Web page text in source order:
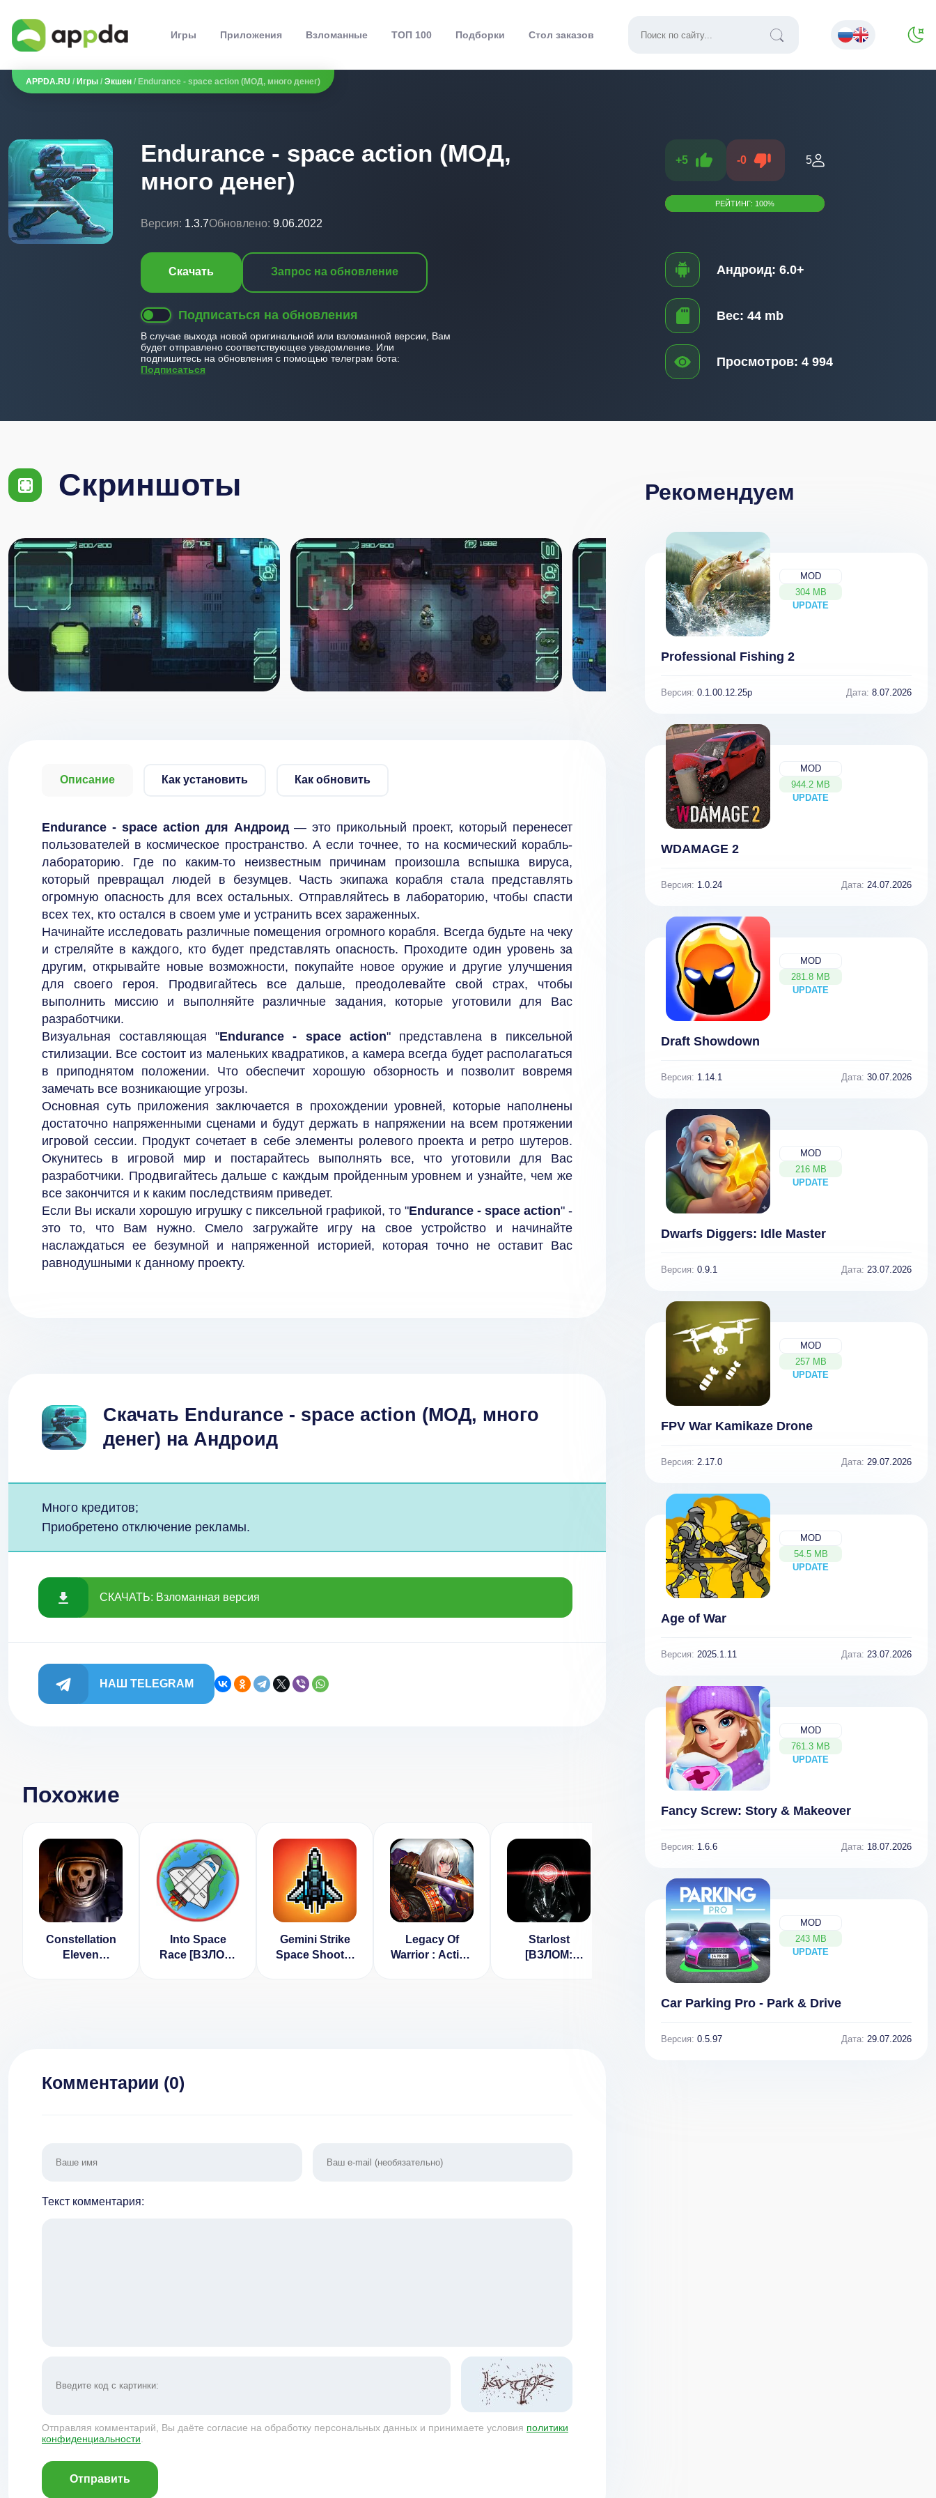
Игры Приложения Взломанные ТОП 100 Подборки Стол заказов
APPDA.RU / Игры / Экшен / Endurance - space action (МОД, много денег)
Endurance - space action (МОД,
много денег)
Версия: 1.3.7Обновлено: 9.06.2022
Скачать Запрос на обновление
Подписаться на обновления
В случае выхода новой оригинальной или взломанной версии, Вам
будет отправлено соответствующее уведомление. Или
подпишитесь на обновления с помощью телеграм бота:
Подписаться
+5 -0 5
РЕЙТИНГ: 100%
Андроид: 6.0+
Вес: 44 mb
Просмотров: 4 994
Скриншоты
Описание Как установить Как обновить
Endurance - space action для Андроид— это прикольный проект, который перенесет
пользователей в космическое пространство. А если точнее, то на космический корабль-
лабораторию. Где по каким-то неизвестным причинам произошла вспышка вируса,
который превращал людей в безумцев. Часть экипажа корабля стала представлять
огромную опасность для всех остальных. Отправляйтесь в лабораторию, чтобы спасти
всех тех, кто остался в своем уме и устранить всех зараженных.
Начинайте исследовать различные помещения огромного корабля. Всегда будьте на чеку
и стреляйте в каждого, кто будет представлять опасность. Проходите один уровень за
другим, открывайте новые возможности, покупайте новое оружие и другие улучшения
для своего героя. Продвигайтесь все дальше, преодолевайте свой страх, чтобы
выполнить миссию и выполняйте различные задания, которые уготовили для Вас
разработчики.
Визуальная составляющая "Endurance - space action" представлена в пиксельной
стилизации. Все состоит из маленьких квадратиков, а камера всегда будет располагаться
в приподнятом положении. Что обеспечит хорошую обзорность и позволит вовремя
замечать все возникающие угрозы.
Основная суть приложения заключается в прохождении уровней, которые наполнены
достаточно напряженными сценами и будут держать в напряжении на всем протяжении
игровой сессии. Продукт сочетает в себе элементы ролевого проекта и ретро шутеров.
Окунитесь в игровой мир и постарайтесь выполнять все, что уготовили для Вас
разработчики. Продвигайтесь дальше с каждым пройденным уровнем и узнайте, чем же
все закончится и к каким последствиям приведет.
Если Вы искали хорошую игрушку с пиксельной графикой, то "Endurance - space action" -
это то, что Вам нужно. Смело загружайте игру на свое устройство и начинайте
наслаждаться ее безумной и напряженной историей, которая точно не оставит Вас
равнодушными к данному проекту.
Скачать Endurance - space action (МОД, много
денег) на Андроид
Много кредитов;
Приобретено отключение рекламы.
СКАЧАТЬ: Взломанная версия
НАШ TELEGRAM
Похожие
Constellation
Eleven
Into Space
Race [ВЗЛОМ:
Gemini Strike
Space Shooter
Legacy Of
Warrior : Action
Starlost
[ВЗЛОМ:
Monster
Shooter: Space
Invader
Комментарии (0)
Текст комментария:
Отправляя комментарий, Вы даёте согласие на обработку персональных данных и принимаете условия политики
конфиденциальности
Отправить
Рекомендуем
MOD
304 MB
UPDATE
NEW
Professional Fishing 2
Версия: 0.1.00.12.25p Дата: 8.07.2026
MOD
944.2 MB
UPDATE
NEW
WDAMAGE 2
Версия: 1.0.24 Дата: 24.07.2026
MOD
281.8 MB
UPDATE
NEW
Draft Showdown
Версия: 1.14.1 Дата: 30.07.2026
MOD
216 MB
UPDATE
NEW
Dwarfs Diggers: Idle Master
Версия: 0.9.1 Дата: 23.07.2026
MOD
257 MB
UPDATE
NEW
FPV War Kamikaze Drone
Версия: 2.17.0 Дата: 29.07.2026
MOD
54.5 MB
UPDATE
NEW
Age of War
Версия: 2025.1.11 Дата: 23.07.2026
MOD
761.3 MB
UPDATE
NEW
Fancy Screw: Story & Makeover
Версия: 1.6.6 Дата: 18.07.2026
MOD
243 MB
UPDATE
NEW
Car Parking Pro - Park & Drive
Версия: 0.5.97 Дата: 29.07.2026